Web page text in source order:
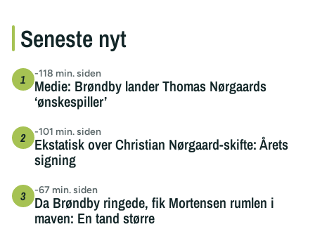
Seneste nyt
-118 min. siden
Medie: Brøndby lander Thomas Nørgaards
‘ønskespiller’
-101 min. siden
Ekstatisk over Christian Nørgaard-skifte: Årets
signing
-67 min. siden
Da Brøndby ringede, fik Mortensen rumlen i
maven: En tand større